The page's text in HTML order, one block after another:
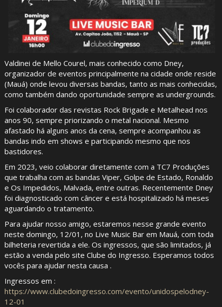
Valdinei de Mello Courel, mais conhecido como Dney,
organizador de eventos principalmente na cidade onde reside
(Mauá) onde levou diversas bandas, tanto as mais conhecidas,
como também dando oportunidade sempre as undergrounds.
Foi colaborador das revistas Rock Brigade e Metalhead nos
anos 90, sempre priorizando o metal nacional. Mesmo
afastado há alguns anos da cena, sempre acompanhou as
bandas indo em shows e participando mesmo que nos
bastidores.
Em 2023, veio colaborar diretamente com a TC7 Produções
que trabalha com as bandas Viper, Golpe de Estado, Ronaldo
e Os Impedidos, Malvada, entre outras. Recentemente Dney
foi diagnosticado com câncer e está hospitalizado há meses
aguardando o tratamento.
Para ajudar nosso amigo, estaremos nesse grande evento
neste domingo, 12/01, no Live Music Bar em Mauá, com toda
bilheteria revertida a ele. Os ingressos, que são limitados, já
estão a venda pelo site Clube do Ingresso. Esperamos todos
vocês para ajudar nesta causa .
Ingressos em :
https://www.clubedoingresso.com/evento/unidospelodney-
12-01